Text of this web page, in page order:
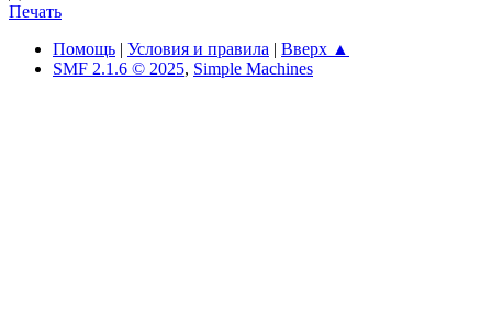
Печать
Помощь | Условия и правила | Вверх ▲
SMF 2.1.6 © 2025, Simple Machines